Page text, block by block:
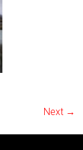
Next →